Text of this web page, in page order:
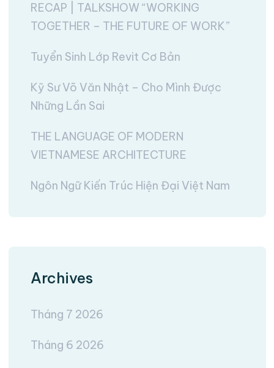
RECAP | TALKSHOW “WORKING
TOGETHER – THE FUTURE OF WORK”
Tuyển Sinh Lớp Revit Cơ Bản
Kỹ Sư Võ Văn Nhật – Cho Mình Được
Những Lần Sai
THE LANGUAGE OF MODERN
VIETNAMESE ARCHITECTURE
Ngôn Ngữ Kiến Trúc Hiện Đại Việt Nam
Archives
Tháng 7 2026
Tháng 6 2026